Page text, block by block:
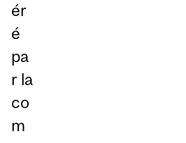
ér
é
pa
r la
co
m